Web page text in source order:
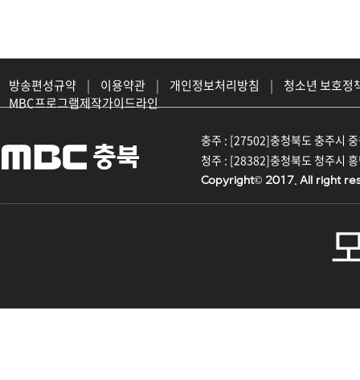
방송편성규약 | 이용약관 | 개인정보처리방침 |
청소년 보호정
MBC프로그램제작가이드라인
충주 : [27502]충청북도 충주시
청주 : [28382]충청북도 청주시
Copyright© 2017. All right